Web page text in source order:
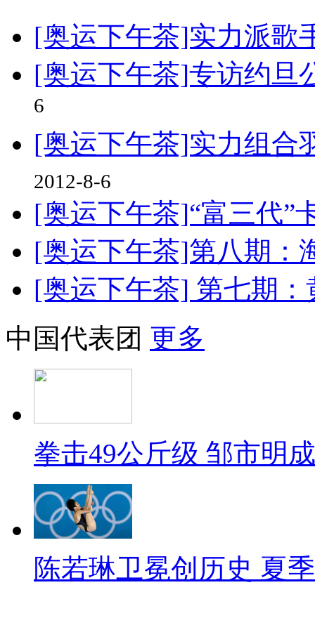
[奥运下午茶]实力派歌
[奥运下午茶]专访约旦
6
[奥运下午茶]实力组合
2012-8-6
[奥运下午茶]“富三代”
[奥运下午茶]第八期：
[奥运下午茶] 第七期
中国代表团 更多
拳击49公斤级 邹市明
陈若琳卫冕创历史 夏